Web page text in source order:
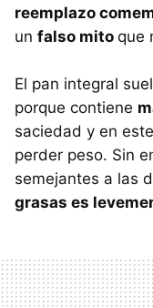
reemplazo
un falso mito que
El pan integral
porque contiene
saciedad y en
perder peso. Sin
semejantes a las
grasas es